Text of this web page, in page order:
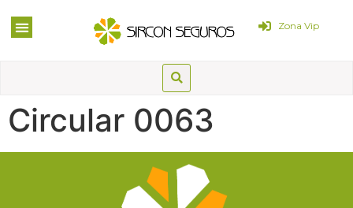
Zona Vip
Circular 0063